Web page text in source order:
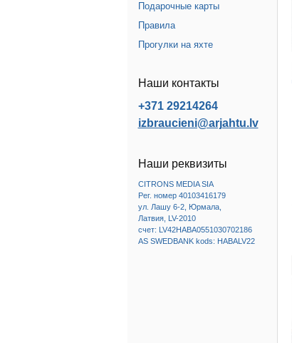
Подарочные карты
Правила
Прогулки на яхте
Наши контакты
+371 29214264
izbraucieni@arjahtu.lv
Наши реквизиты
CITRONS MEDIA SIA
Рег. номер 40103416179
ул. Лашу 6-2, Юрмала,
Латвия, LV-2010
счет: LV42HABA0551030702186
AS SWEDBANK kods: HABALV22